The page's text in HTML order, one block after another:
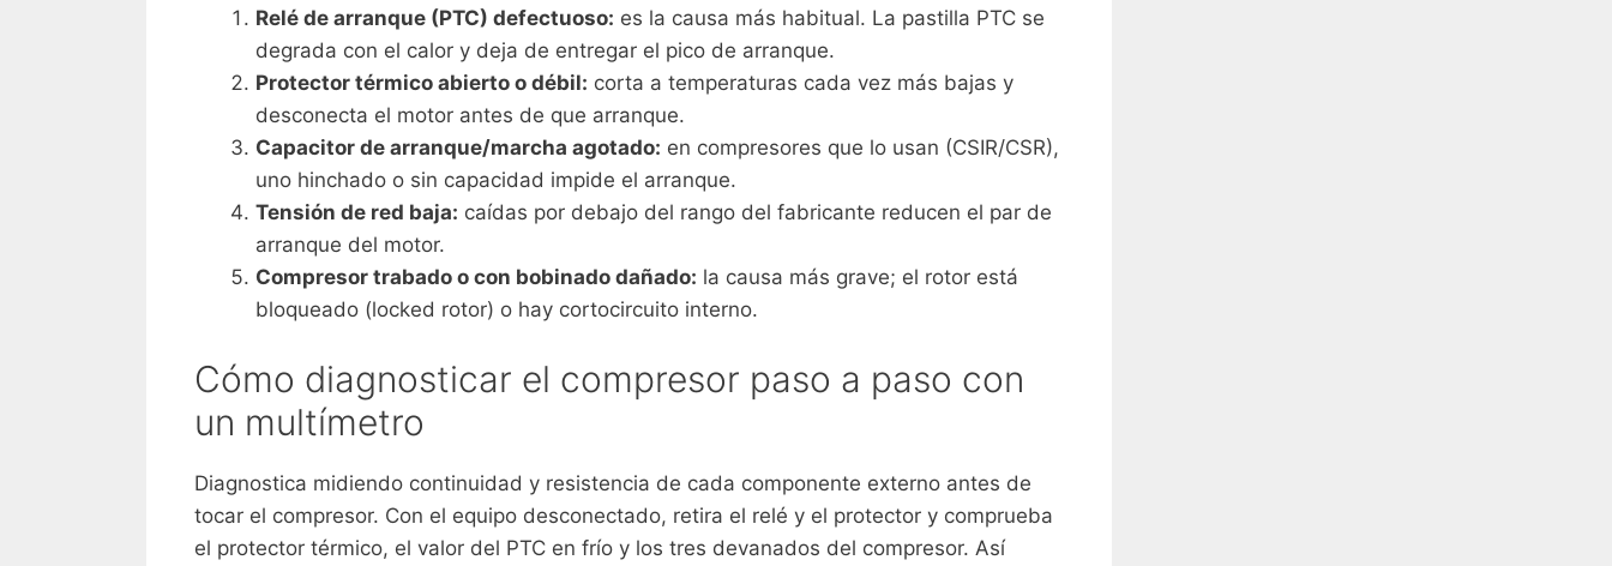
Relé de arranque (PTC) defectuoso: es la causa más habitual. La pastilla PTC se
degrada con el calor y deja de entregar el pico de arranque.
Protector térmico abierto o débil: corta a temperaturas cada vez más bajas y
desconecta el motor antes de que arranque.
Capacitor de arranque/marcha agotado: en compresores que lo usan (CSIR/CSR),
uno hinchado o sin capacidad impide el arranque.
Tensión de red baja: caídas por debajo del rango del fabricante reducen el par de
arranque del motor.
Compresor trabado o con bobinado dañado: la causa más grave; el rotor está
bloqueado (locked rotor) o hay cortocircuito interno.
Cómo diagnosticar el compresor paso a paso con
un multímetro
Diagnostica midiendo continuidad y resistencia de cada componente externo antes de
tocar el compresor. Con el equipo desconectado, retira el relé y el protector y comprueba
el protector térmico, el valor del PTC en frío y los tres devanados del compresor. Así